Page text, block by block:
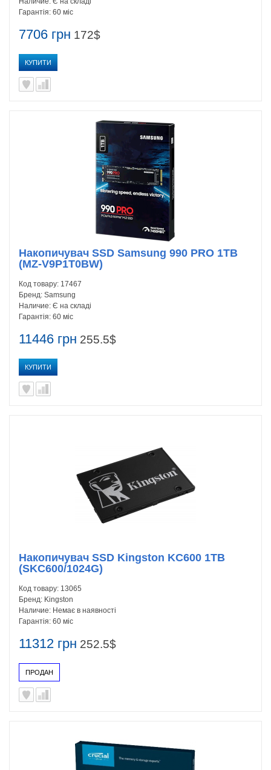
7706 грн 172$
КУПИТИ
Гарантія: 60 міс
11446 грн 255.5$
КУПИТИ
Накопичувач SSD Samsung 990 PRO 1TB
(MZ-V9P1T0BW)
Код товару: 17467
Бренд: Samsung
Наличие: Є на складі
Гарантія: 60 міс
11312 грн 252.5$
ПРОДАН
Накопичувач SSD Kingston KC600 1TB
(SKC600/1024G)
Код товару: 13065
Бренд: Kingston
Наличие: Немає в наявності
Гарантія: 60 міс